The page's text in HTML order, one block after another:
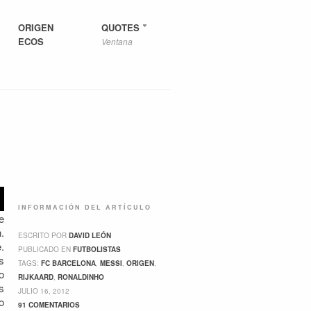
ORIGEN
ECOS
QUOTES
Ventana
INFORMACIÓN DEL ARTÍCULO
ESCRITO POR DAVID LEÓN
PUBLICADO EN FUTBOLISTAS
TAGS: FC BARCELONA, MESSI, ORIGEN,
RIJKAARD, RONALDINHO
JULIO 16, 2012
91 COMENTARIOS